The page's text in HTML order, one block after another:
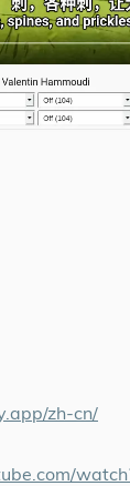
zh-cn/